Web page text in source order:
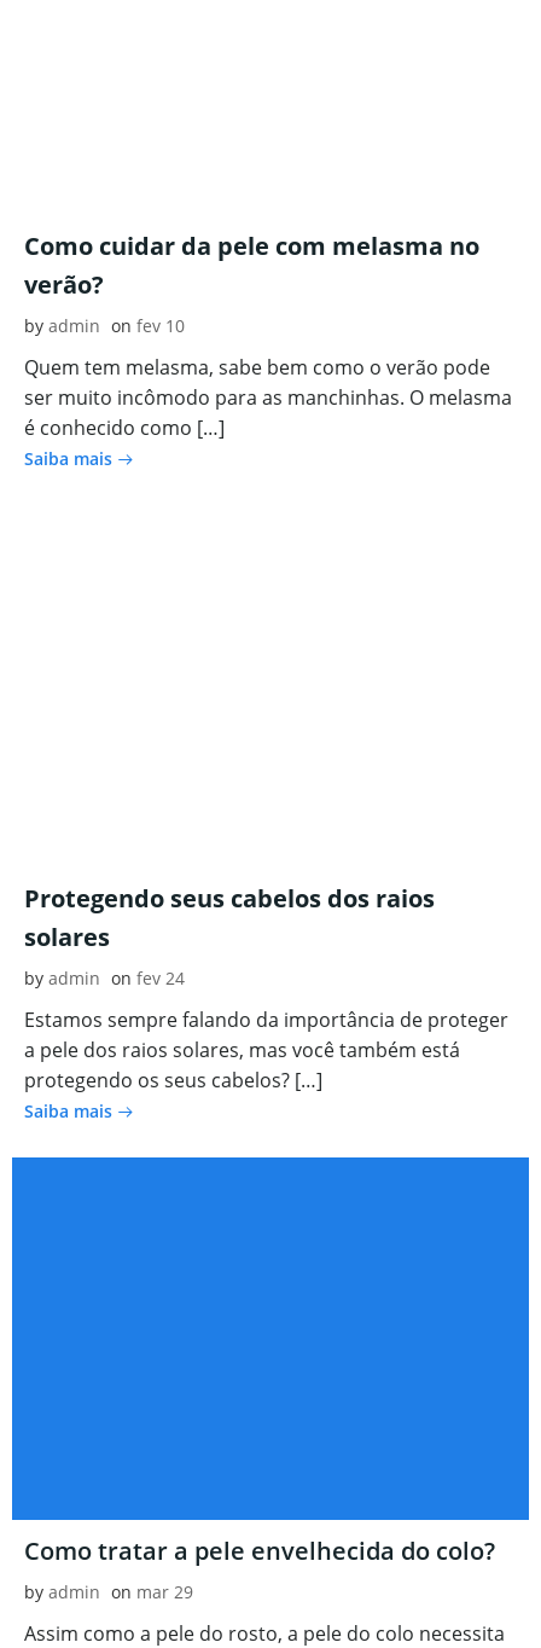
Como cuidar da pele com melasma no
verão?
by admin on fev 10
Quem tem melasma, sabe bem como o verão pode
ser muito incômodo para as manchinhas. O melasma
é conhecido como […]
Saiba mais
Protegendo seus cabelos dos raios
solares
by admin on fev 24
Estamos sempre falando da importância de proteger
a pele dos raios solares, mas você também está
protegendo os seus cabelos? […]
Saiba mais
Como tratar a pele envelhecida do colo?
by admin on mar 29
Assim como a pele do rosto, a pele do colo necessita